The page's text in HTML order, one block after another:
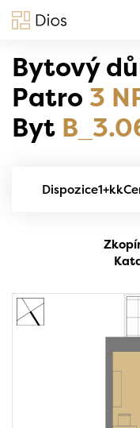
Bytový
Patro 3
Byt
Dispozice1+kk